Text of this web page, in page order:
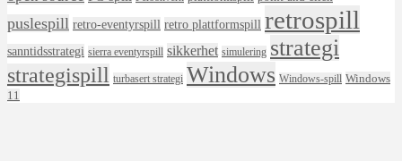
puslespill retro-eventyrspill retro plattformspill retrospill
sanntidsstrategi sierra eventyrspill sikkerhet simulering strategi
strategispill turbasert strategi Windows Windows-spill Windows
11